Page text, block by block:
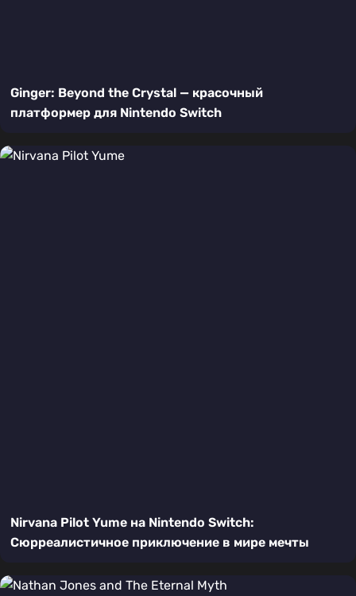
Ginger: Beyond the Crystal — красочный
платформер для Nintendo Switch
Nirvana Pilot Yume на Nintendo Switch:
Сюрреалистичное приключение в мире мечты